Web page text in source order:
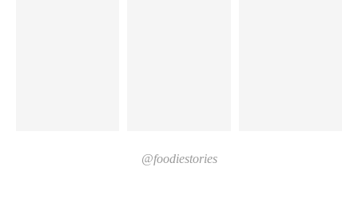
@foodiestories